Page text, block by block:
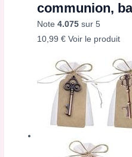
communion,
Note4.075 sur 5
10,99€ Voir le produit